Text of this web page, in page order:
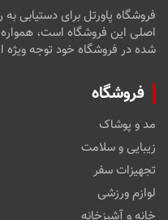
فروشگاه پاورتل برای دستیابی
اصلی این فروشگاه است،
شده در فروشگاه خود توجه ویژه
فروشگاه
مد و پوشاک
زیبایی و سلامت
تجهیزات سفر
لوازم ورزشی